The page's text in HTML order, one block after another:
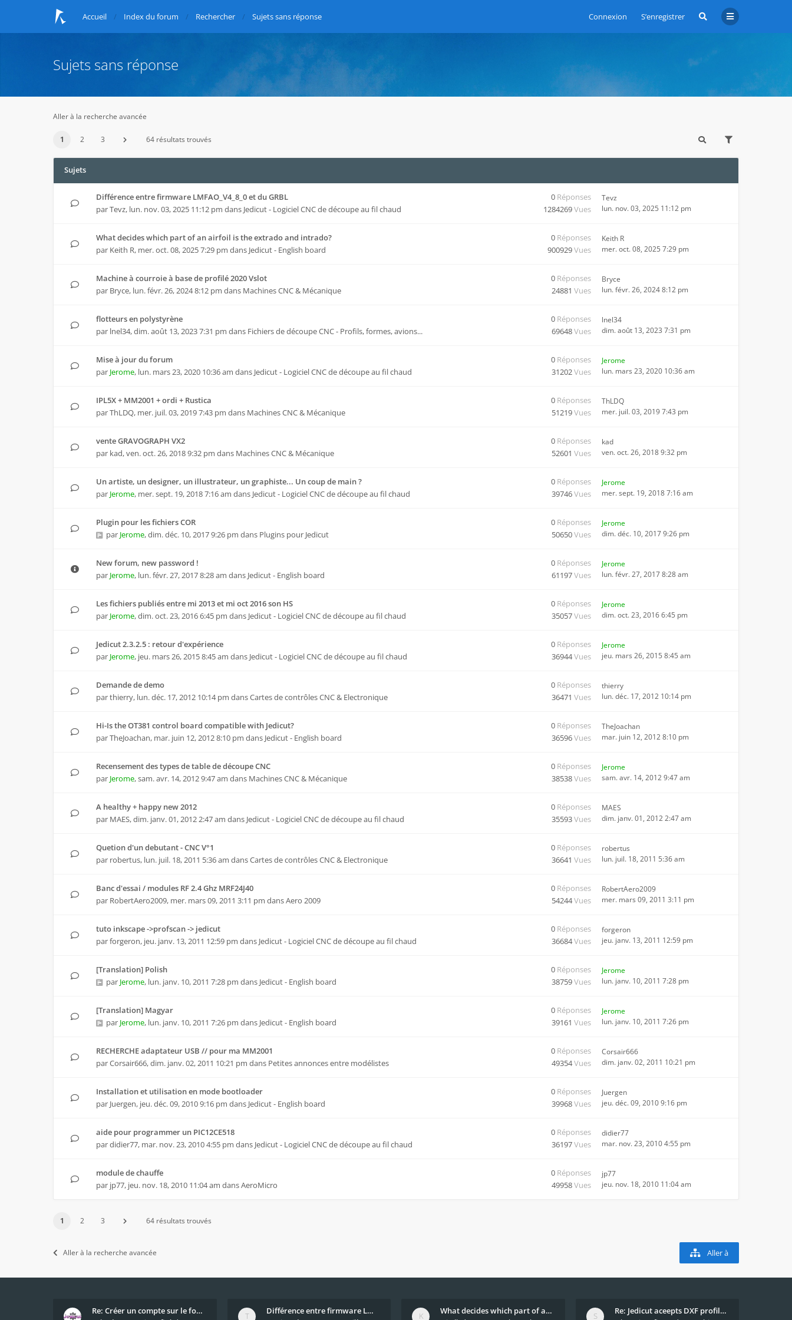
Connexion S’enregistrer
Accueil Index du forum Rechercher Sujets sans réponse
Sujets sans réponse
Aller à la recherche avancée
1 2 3 64 résultats trouvés
Sujets
Différence entre firmware LMFAO_V4_8_0 et du GRBL
parTevz, lun. nov. 03, 2025 11:12 pm dans Jedicut - Logiciel CNC de découpe au fil chaud
0 Réponses
1284269Vues
Tevz
lun. nov. 03, 2025 11:12 pm
What decides which part of an airfoil is the extrado and intrado?
par Keith R, mer. oct. 08, 2025 7:29 pm dans Jedicut - English board
0 Réponses
900929Vues
Keith R
mer. oct. 08, 2025 7:29 pm
Machine à courroie à base de profilé 2020 Vslot
par Bryce, lun. févr. 26, 2024 8:12 pm dans Machines CNC & Mécanique
0 Réponses
24881 Vues
Bryce
lun. févr. 26, 2024 8:12 pm
flotteurs en polystyrène
par lnel34,dim. août 13, 2023 7:31 pm dans Fichiers de découpe CNC - Profils, formes, avions...
0 Réponses
69648Vues
lnel34
dim. août 13, 2023 7:31 pm
Mise à jour du forum
par Jerome, lun. mars 23, 2020 10:36 am dans Jedicut - Logiciel CNC de découpe au fil chaud
0 Réponses
31202Vues
Jerome
lun. mars 23, 2020 10:36 am
IPL5X + MM2001 + ordi + Rustica
parThLDQ, mer. juil. 03, 2019 7:43 pm dans Machines CNC & Mécanique
0 Réponses
51219Vues
ThLDQ
mer. juil. 03, 2019 7:43 pm
vente GRAVOGRAPH VX2
par kad,ven. oct. 26, 2018 9:32 pm dans Machines CNC & Mécanique
0 Réponses
52601 Vues
kad
ven. oct. 26, 2018 9:32 pm
Un artiste, un designer, un illustrateur, un graphiste... Un coup de main ?
par Jerome, mer. sept. 19, 2018 7:16 am dans Jedicut - Logiciel CNC de découpe au fil chaud
0 Réponses
39746Vues
Jerome
mer. sept. 19, 2018 7:16 am
Plugin pour les fichiers COR
par Jerome,dim. déc. 10, 2017 9:26 pm dans Plugins pour Jedicut
0 Réponses
50650Vues
Jerome
dim. déc. 10, 2017 9:26 pm
New forum, new password !
par Jerome, lun. févr. 27, 2017 8:28 am dans Jedicut - English board
0 Réponses
61197Vues
Jerome
lun. févr. 27, 2017 8:28 am
Les fichiers publiés entre mi 2013 et mi oct 2016 son HS
par Jerome,dim. oct. 23, 2016 6:45 pm dans Jedicut - Logiciel CNC de découpe au fil chaud
0 Réponses
35057Vues
Jerome
dim. oct. 23, 2016 6:45 pm
Jedicut 2.3.2.5 : retour d'expérience
par Jerome, jeu. mars 26, 2015 8:45 am dans Jedicut - Logiciel CNC de découpe au fil chaud
0 Réponses
36944Vues
Jerome
jeu. mars 26, 2015 8:45 am
Demande de demo
parthierry, lun. déc. 17, 2012 10:14 pm dansCartes de contrôles CNC & Electronique
0 Réponses
36471 Vues
thierry
lun. déc. 17, 2012 10:14 pm
Hi-Is the OT381 control board compatible with Jedicut?
parTheJoachan, mar. juin 12, 2012 8:10 pm dans Jedicut - English board
0 Réponses
36596Vues
TheJoachan
mar. juin 12, 2012 8:10 pm
Recensement des types de table de découpe CNC
par Jerome,sam. avr. 14, 2012 9:47 am dans Machines CNC & Mécanique
0 Réponses
38538Vues
Jerome
sam. avr. 14, 2012 9:47 am
A healthy + happy new 2012
par MAES,dim. janv. 01, 2012 2:47 am dans Jedicut - Logiciel CNC de découpe au fil chaud
0 Réponses
35593Vues
MAES
dim. janv. 01, 2012 2:47 am
Quetion d'un debutant - CNC V°1
par robertus, lun. juil. 18, 2011 5:36 am dansCartes de contrôles CNC & Electronique
0 Réponses
36641 Vues
robertus
lun. juil. 18, 2011 5:36 am
Banc d'essai / modules RF 2.4 Ghz MRF24J40
par RobertAero2009, mer. mars 09, 2011 3:11 pm dansAero 2009
0 Réponses
54244Vues
RobertAero2009
mer. mars 09, 2011 3:11 pm
tuto inkscape ->profscan -> jedicut
parforgeron, jeu. janv. 13, 2011 12:59 pm dans Jedicut - Logiciel CNC de découpe au fil chaud
0 Réponses
36684Vues
forgeron
jeu. janv. 13, 2011 12:59 pm
[Translation] Polish
par Jerome, lun. janv. 10, 2011 7:28 pm dans Jedicut - English board
0 Réponses
38759Vues
Jerome
lun. janv. 10, 2011 7:28 pm
[Translation] Magyar
par Jerome, lun. janv. 10, 2011 7:26 pm dans Jedicut - English board
0 Réponses
39161 Vues
Jerome
lun. janv. 10, 2011 7:26 pm
RECHERCHE adaptateur USB // pour ma MM2001
parCorsair666,dim. janv. 02, 2011 10:21 pm dans Petites annonces entre modélistes
0 Réponses
49354Vues
Corsair666
dim. janv. 02, 2011 10:21 pm
Installation et utilisation en mode bootloader
par Juergen, jeu. déc. 09, 2010 9:16 pm dans Jedicut - English board
0 Réponses
39968Vues
Juergen
jeu. déc. 09, 2010 9:16 pm
aide pour programmer un PIC12CE518
pardidier77, mar. nov. 23, 2010 4:55 pm dans Jedicut - Logiciel CNC de découpe au fil chaud
0 Réponses
36197Vues
didier77
mar. nov. 23, 2010 4:55 pm
module de chauffe
par jp77, jeu. nov. 18, 2010 11:04 am dansAeroMicro
0 Réponses
49958Vues
jp77
jeu. nov. 18, 2010 11:04 am
1 2 3 64 résultats trouvés
Aller à la recherche avancée Aller à
Re: Créer un compte sur le forum / Create forum us
Différence entre firmware LMFAO_V4_8_0 et du GRBL
What decides which part of an airfoil is the extra
Re: Jedicut aceepts DXF profile, but It won't cut